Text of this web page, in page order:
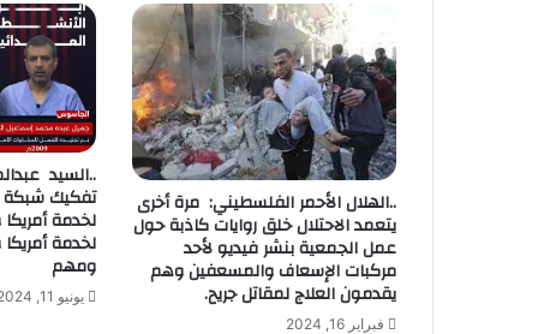
ل
ك
ر
و
ن
ي
..الهلال الأحمر الفلسطيني: مرة أخرى
يتعمد الاحتلال خلق روايات كاذبة حول
عمل الجمعية بنشر فيديو لأحد
مركبات الإسعاف والمسعفين وهم
يقدمون العلاج لمقاتل جريح.
فبراير 16, 2024
..السيد
تفكيك
لخدمة
لخدمة أمريكا
ومهم
يونيو 11, 2024